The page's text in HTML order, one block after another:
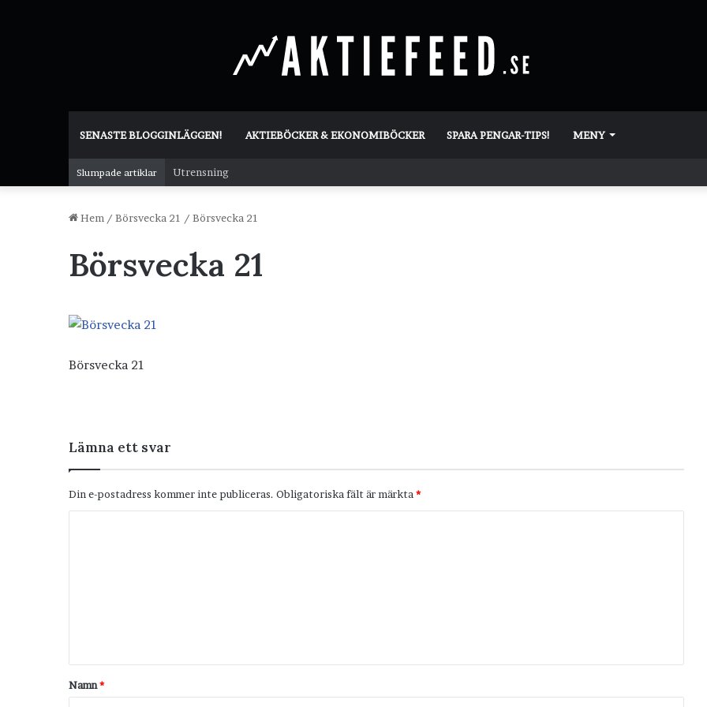
SENASTE BLOGGINLÄGGEN! AKTIEBÖCKER & EKONOMIBÖCKER SPARA PENGAR-TIPS! MENY
Slumpade artiklar Utrensning
Hem / Börsvecka 21 / Börsvecka 21
Börsvecka 21
Börsvecka 21
Lämna ett svar
Din e-postadress kommer inte publiceras. Obligatoriska fält är märkta *
t
a
Namn*